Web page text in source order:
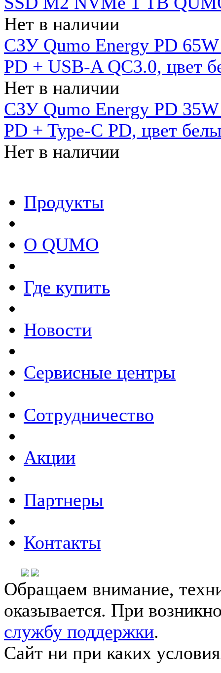
Нет в наличии
СЗУ Qumo Energy PD
PD + USB-A QC3.0, цвет
Нет в наличии
СЗУ Qumo Energy PD
PD + Type-C PD, цвет
Нет в наличии
Продукты
О QUMO
Где купить
Новости
Сервисные центры
Сотрудничество
Акции
Партнеры
Контакты
Обращаем внимание,
оказывается. При
службу поддержки.
Сайт ни при каких